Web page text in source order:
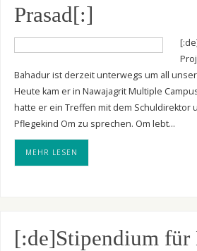
Prasad[:]
Bahadur ist derzeit unterwegs um all
Heute kam er in Nawajagrit Multiple
hatte er ein Treffen mit dem Schuldirektor
Pflegekind Om zu sprechen. Om lebt…
MEHR LESEN
[:de]Stipendium für